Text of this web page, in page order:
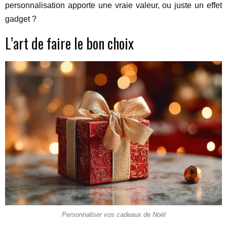
personnalisation apporte une vraie valeur, ou juste un effet
gadget ?
L’art de faire le bon choix
Personnaliser vos cadeaux de Noël